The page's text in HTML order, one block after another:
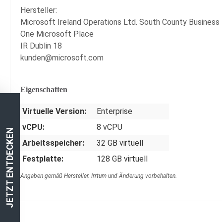
Hersteller:
Microsoft Ireland Operations Ltd. South County Business
One Microsoft Place
IR Dublin 18
kunden@microsoft.com
Eigenschaften
Virtuelle Version:
Enterprise
vCPU:
8 vCPU
Arbeitsspeicher:
32 GB virtuell
Festplatte:
128 GB virtuell
Angaben gemäß Hersteller. Irrtum und Änderung vorbehalten.
JETZT ENTDECKEN